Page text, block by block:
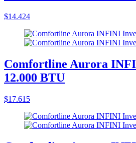
$14.424
Comfortline Aurora
12.000 BTU
$17.615